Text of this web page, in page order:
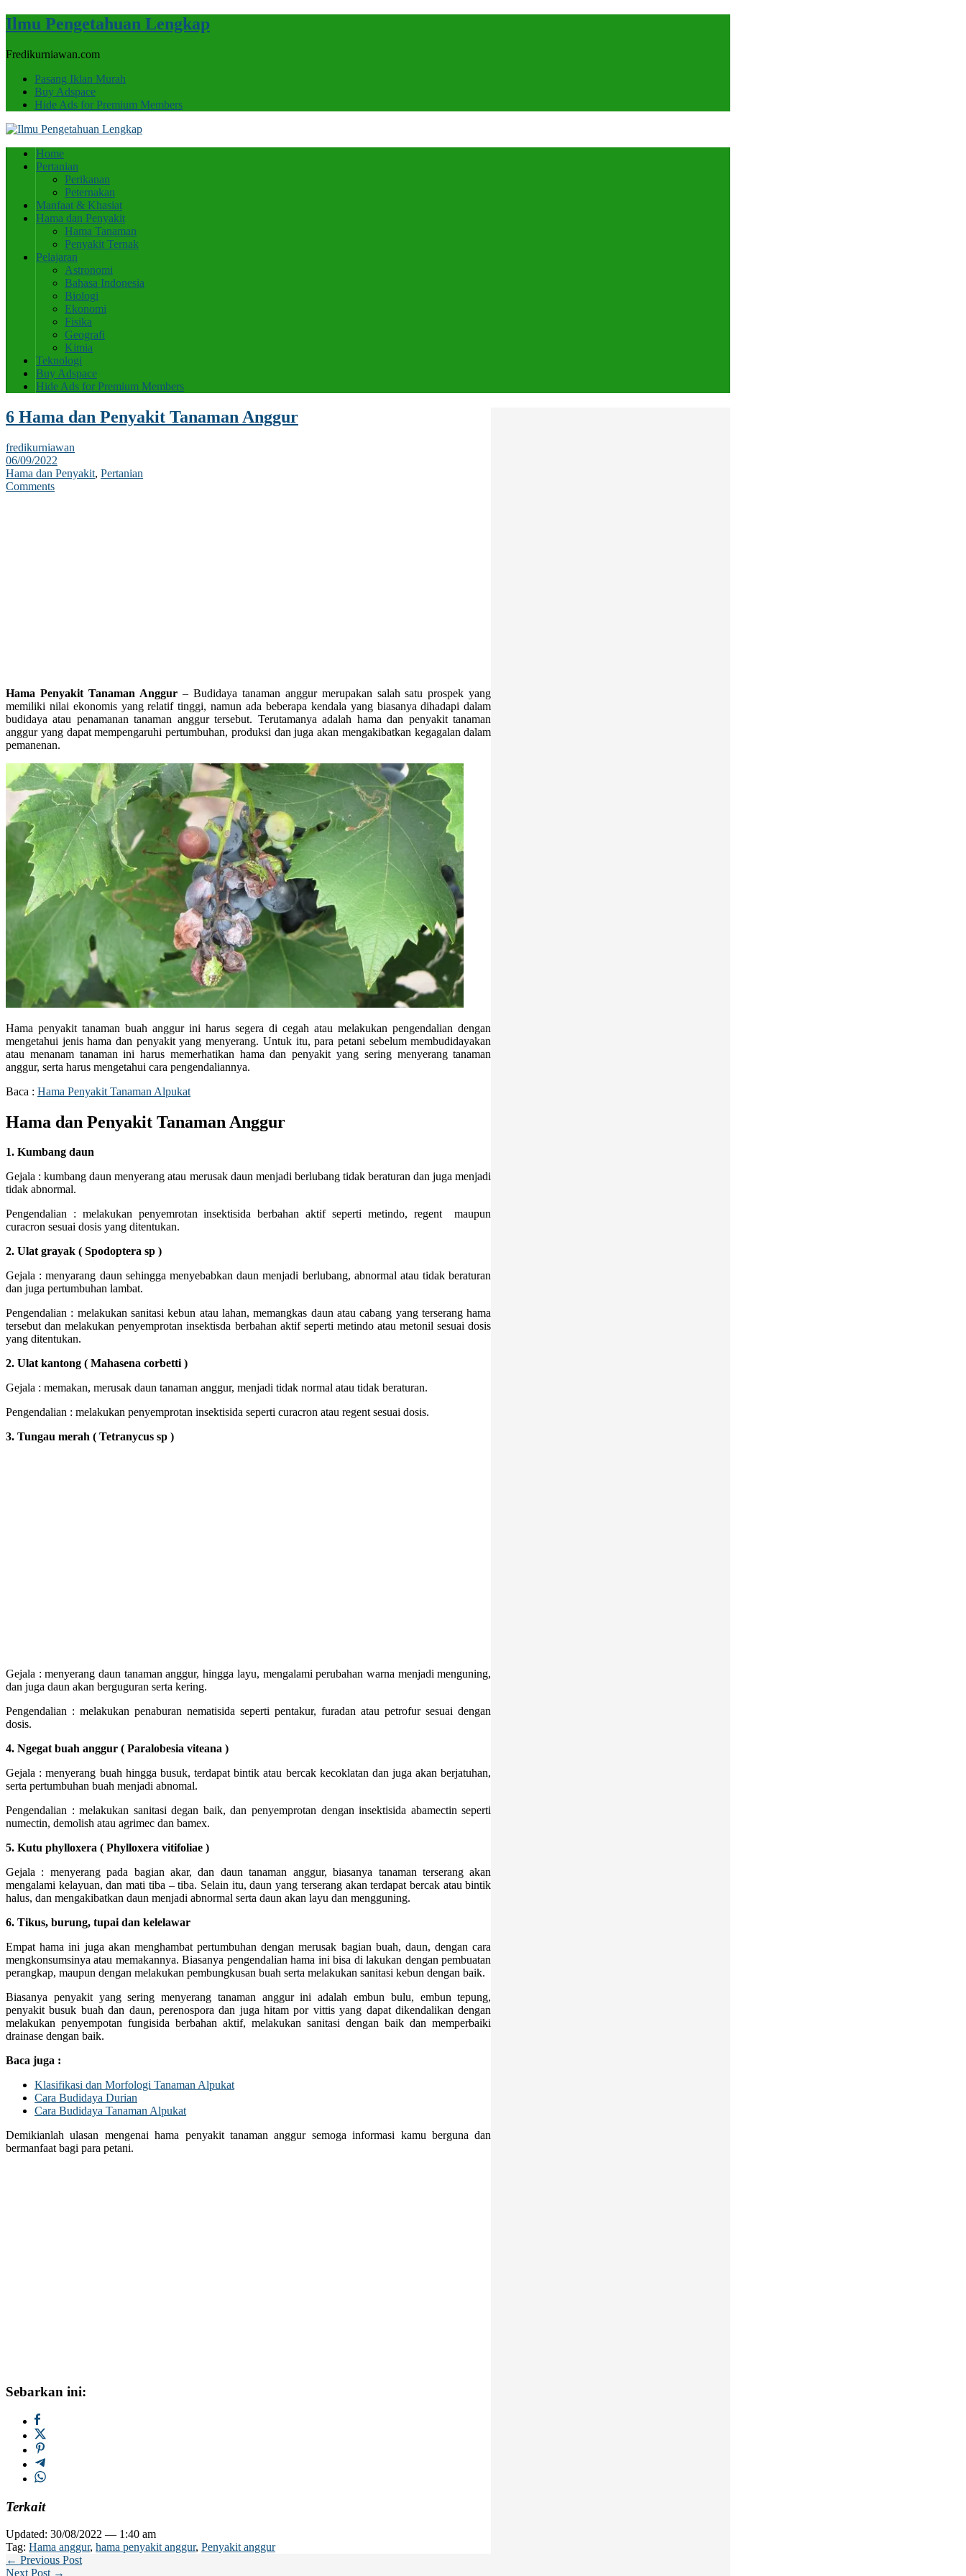
Ilmu Pengetahuan Lengkap
Fredikurniawan.com
Pasang Iklan Murah
Buy Adspace
Hide Ads for Premium Members
Home
Pertanian
Perikanan
Peternakan
Manfaat & Khasiat
Hama dan Penyakit
Hama Tanaman
Penyakit Ternak
Pelajaran
Astronomi
Bahasa Indonesia
Biologi
Ekonomi
Fisika
Geografi
Kimia
Teknologi
Buy Adspace
Hide Ads for Premium Members
6 Hama dan Penyakit Tanaman Anggur
fredikurniawan
06/09/2022
Hama dan Penyakit, Pertanian
Comments
Hama Penyakit Tanaman Anggur– Budidaya tanaman anggur merupakan salah satu prospek yang
memiliki nilai ekonomis yang relatif tinggi, namun ada beberapa kendala yang biasanya dihadapi dalam
budidaya atau penamanan tanaman anggur tersebut. Terutamanya adalah hama dan penyakit tanaman
anggur yang dapat mempengaruhi pertumbuhan, produksi dan juga akan mengakibatkan kegagalan dalam
pemanenan.
Hama penyakit tanaman buah anggur ini harus segera di cegah atau melakukan pengendalian dengan
mengetahui jenis hama dan penyakit yang menyerang. Untuk itu, para petani sebelum membudidayakan
atau menanam tanaman ini harus memerhatikan hama dan penyakit yang sering menyerang tanaman
anggur, serta harus mengetahui cara pengendaliannya.
Baca : Hama Penyakit Tanaman Alpukat
Hama dan Penyakit Tanaman Anggur
1. Kumbang daun
Gejala : kumbang daun menyerang atau merusak daun menjadi berlubang tidak beraturan dan juga menjadi
tidak abnormal.
Pengendalian : melakukan penyemrotan insektisida berbahan aktif seperti metindo, regent maupun
curacron sesuai dosis yang ditentukan.
2. Ulat grayak ( Spodoptera sp )
Gejala : menyarang daun sehingga menyebabkan daun menjadi berlubang, abnormal atau tidak beraturan
dan juga pertumbuhan lambat.
Pengendalian : melakukan sanitasi kebun atau lahan, memangkas daun atau cabang yang terserang hama
tersebut dan melakukan penyemprotan insektisda berbahan aktif seperti metindo atau metonil sesuai dosis
yang ditentukan.
2. Ulat kantong ( Mahasena corbetti )
Gejala : memakan, merusak daun tanaman anggur, menjadi tidak normal atau tidak beraturan.
Pengendalian : melakukan penyemprotan insektisida seperti curacron atau regent sesuai dosis.
3. Tungau merah ( Tetranycus sp )
Gejala : menyerang daun tanaman anggur, hingga layu, mengalami perubahan warna menjadi menguning,
dan juga daun akan berguguran serta kering.
Pengendalian : melakukan penaburan nematisida seperti pentakur, furadan atau petrofur sesuai dengan
dosis.
4. Ngegat buah anggur ( Paralobesia viteana )
Gejala : menyerang buah hingga busuk, terdapat bintik atau bercak kecoklatan dan juga akan berjatuhan,
serta pertumbuhan buah menjadi abnomal.
Pengendalian : melakukan sanitasi degan baik, dan penyemprotan dengan insektisida abamectin seperti
numectin, demolish atau agrimec dan bamex.
5. Kutu phylloxera ( Phylloxera vitifoliae )
Gejala : menyerang pada bagian akar, dan daun tanaman anggur, biasanya tanaman terserang akan
mengalami kelayuan, dan mati tiba – tiba. Selain itu, daun yang terserang akan terdapat bercak atau bintik
halus, dan mengakibatkan daun menjadi abnormal serta daun akan layu dan mengguning.
6. Tikus, burung, tupai dan kelelawar
Empat hama ini juga akan menghambat pertumbuhan dengan merusak bagian buah, daun, dengan cara
mengkonsumsinya atau memakannya. Biasanya pengendalian hama ini bisa di lakukan dengan pembuatan
perangkap, maupun dengan melakukan pembungkusan buah serta melakukan sanitasi kebun dengan baik.
Biasanya penyakit yang sering menyerang tanaman anggur ini adalah embun bulu, embun tepung,
penyakit busuk buah dan daun, perenospora dan juga hitam por vittis yang dapat dikendalikan dengan
melakukan penyempotan fungisida berbahan aktif, melakukan sanitasi dengan baik dan memperbaiki
drainase dengan baik.
Baca juga :
Klasifikasi dan Morfologi Tanaman Alpukat
Cara Budidaya Durian
Cara Budidaya Tanaman Alpukat
Demikianlah ulasan mengenai hama penyakit tanaman anggur semoga informasi kamu berguna dan
bermanfaat bagi para petani.
Sebarkan ini:
Terkait
Updated: 30/08/2022 — 1:40 am
Tag: Hama anggur, hama penyakit anggur, Penyakit anggur
← Previous Post
Next Post →